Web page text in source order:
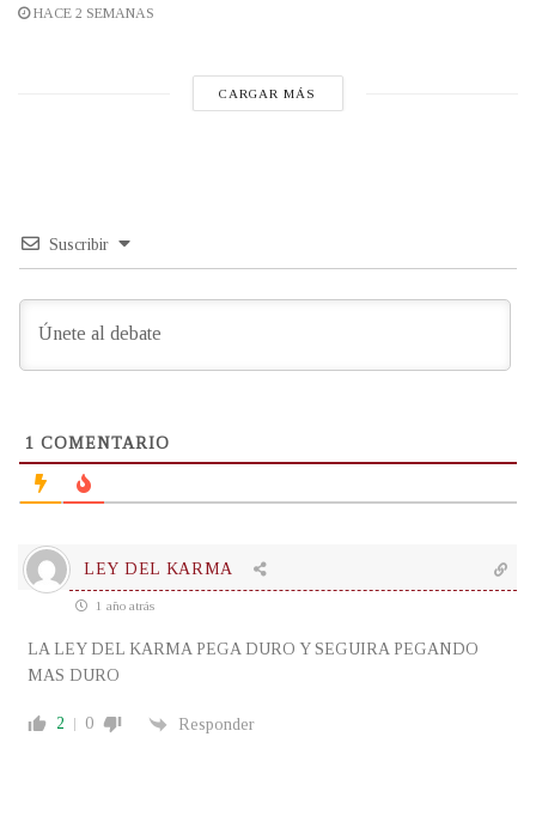
HACE 2 SEMANAS
CARGAR MÁS
Suscribir
1 COMENTARIO
LEY DEL KARMA
1 año atrás
LA LEY DEL KARMA PEGA DURO Y SEGUIRA PEGANDO
MAS DURO
2 0 Responder